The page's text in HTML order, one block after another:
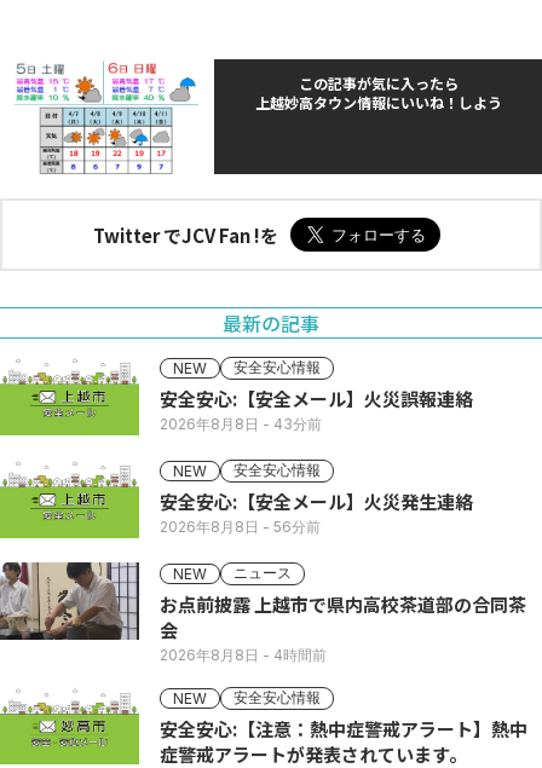
この記事が気に入ったら
上越妙高タウン情報にいいね！しよう
Twitter でJCV Fan !を
最新の記事
NEW 安全安心情報
安全安心:【安全メール】火災誤報連絡
2026年8月8日 - 43分前
NEW 安全安心情報
安全安心:【安全メール】火災発生連絡
2026年8月8日 - 56分前
NEW ニュース
お点前披露 上越市で県内高校茶道部の合同茶
会
2026年8月8日 - 4時間前
NEW 安全安心情報
安全安心:【注意：熱中症警戒アラート】熱中
症警戒アラートが発表されています。